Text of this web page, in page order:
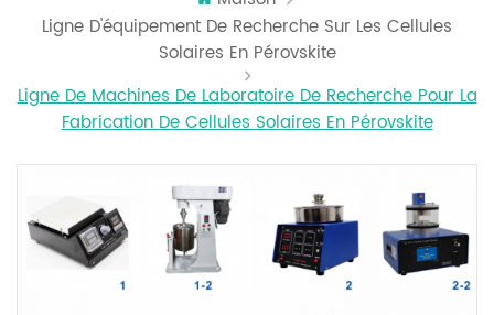
Ligne D'équipement De Recherche Sur Les Cellules
Solaires En Pérovskite
Ligne De Machines De Laboratoire De Recherche Pour La
Fabrication De Cellules Solaires En Pérovskite